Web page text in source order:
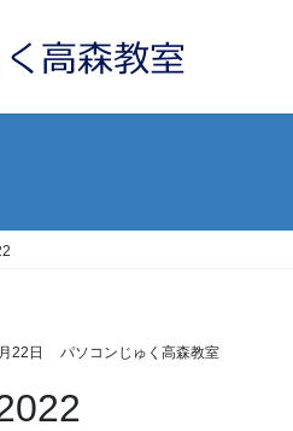
22日 パソコンじゅく高森教室